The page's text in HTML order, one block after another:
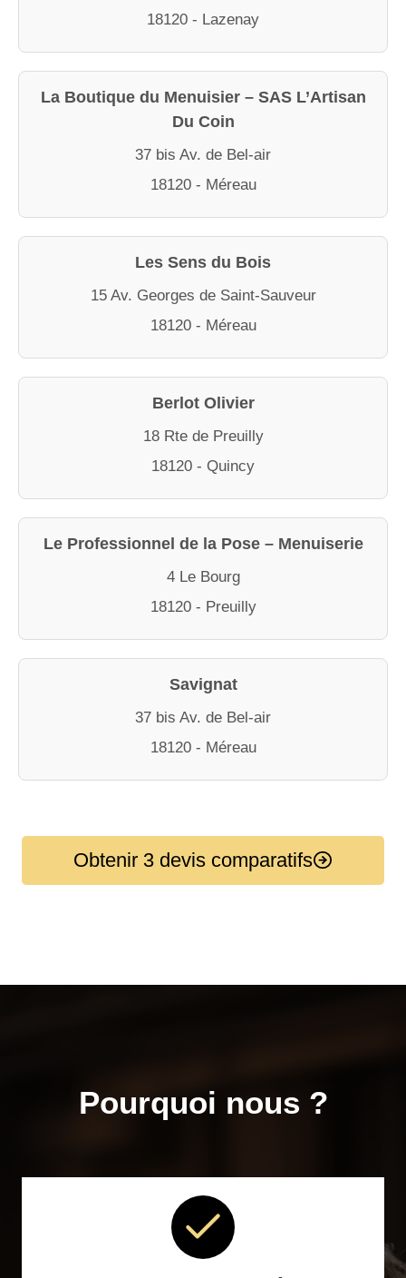
18120 - Lazenay
La Boutique du Menuisier – SAS L’Artisan
Du Coin
37 bis Av. de Bel-air
18120 - Méreau
Les Sens du Bois
15 Av. Georges de Saint-Sauveur
18120 - Méreau
Berlot Olivier
18 Rte de Preuilly
18120 - Quincy
Le Professionnel de la Pose – Menuiserie
4 Le Bourg
18120 - Preuilly
Savignat
37 bis Av. de Bel-air
18120 - Méreau
Obtenir 3 devis comparatifs
Pourquoi nous ?